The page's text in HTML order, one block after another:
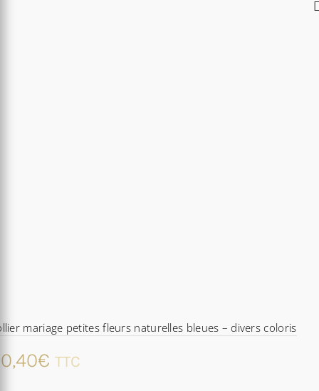
mariage petites fleurs naturelles bleues – divers coloris
€ TTC